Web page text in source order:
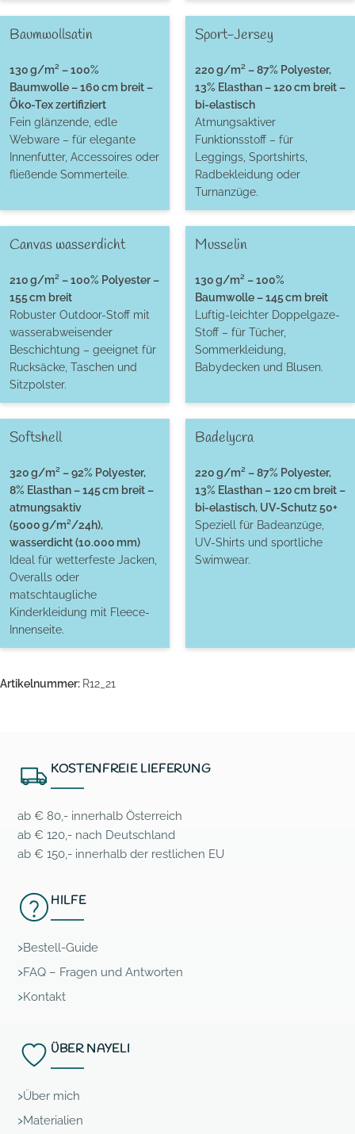
Baumwollsatin
130 g/m² – 100%
Baumwolle – 160 cm breit –
Öko-Tex zertifiziert
Fein glänzende, edle
Webware – für elegante
Innenfutter, Accessoires oder
fließende Sommerteile.
Sport-Jersey
220 g/m² – 87% Polyester,
13% Elasthan – 120 cm breit –
bi-elastisch
Atmungsaktiver
Funktionsstoff – für
Leggings, Sportshirts,
Radbekleidung oder
Turnanzüge.
Canvas wasserdicht
210 g/m² – 100% Polyester –
155 cm breit
Robuster Outdoor-Stoff mit
wasserabweisender
Beschichtung – geeignet für
Rucksäcke, Taschen und
Sitzpolster.
Musselin
130 g/m² – 100%
Baumwolle – 145 cm breit
Luftig-leichter Doppelgaze-
Stoff – für Tücher,
Sommerkleidung,
Babydecken und Blusen.
Softshell
320 g/m² – 92% Polyester,
8% Elasthan – 145 cm breit –
atmungsaktiv
(5000 g/m²/24h),
wasserdicht (10.000 mm)
Ideal für wetterfeste Jacken,
Overalls oder
matschtaugliche
Kinderkleidung mit Fleece-
Innenseite.
Badelycra
220 g/m² – 87% Polyester,
13% Elasthan – 120 cm breit –
bi-elastisch, UV-Schutz 50+
Speziell für Badeanzüge,
UV-Shirts und sportliche
Swimwear.
Artikelnummer: R12_21
KOSTENFREIE LIEFERUNG
ab € 80,- innerhalb Österreich
ab € 120,- nach Deutschland
ab € 150,- innerhalb der restlichen EU
HILFE
Bestell-Guide
FAQ – Fragen und Antworten
Kontakt
ÜBER NAYELI
Über mich
Materialien